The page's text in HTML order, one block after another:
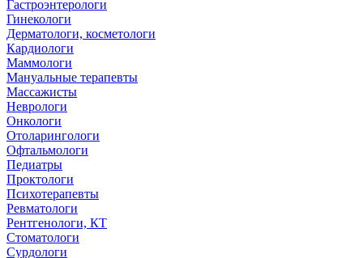
Гастроэнтерологи
Гинекологи
Дерматологи, косметологи
Кардиологи
Маммологи
Мануальные терапевты
Массажисты
Неврологи
Онкологи
Отоларингологи
Офтальмологи
Педиатры
Проктологи
Психотерапевты
Ревматологи
Рентгенологи, КТ
Стоматологи
Сурдологи